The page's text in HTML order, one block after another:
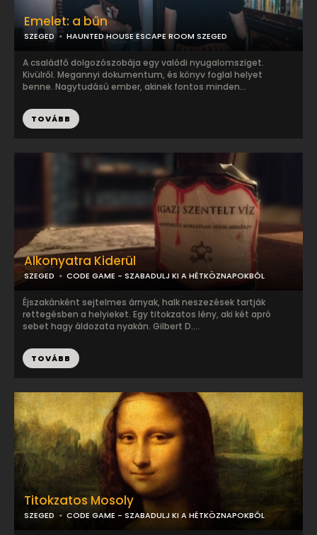
Alkonyatra Kiderül
SZEGED CODE GAME - SZABADULJ KI A HÉTKÖZNAPOKBÓL
Éjszakánként sejtelmes árnyak, halk neszezések tartják
rettegésben a helyieket. Egy titokzatos lény, aki két apró
sebet hagy áldozata nyakán. Gilbert D....
TOVÁBB
Emelet: a bűn
SZEGED HAUNTED HOUSE ESCAPE ROOM SZEGED
A családfő dolgozószobája egy valódi nyugalomsziget.
Kivülről. Megannyi dokumentum, és könyv foglal helyet
benne. Nagytudású ember, akinek fontos minden...
TOVÁBB
Titokzatos Mosoly
SZEGED CODE GAME - SZABADULJ KI A HÉTKÖZNAPOKBÓL